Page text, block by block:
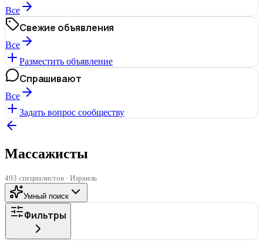
Все
Свежие объявления
Все
Разместить объявление
Спрашивают
Все
Задать вопрос сообществу
Массажисты
493 специалистов · Израиль
Умный поиск
Фильтры